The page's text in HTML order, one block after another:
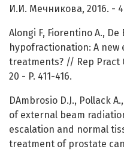
И.И. Мечникова, 2016. -
Alongi F, Fiorentino A.,
hypofractionation: A
treatments? // Rep Pract
20 - P. 411-416.
DAmbrosio D.J., Pollack
of external beam
escalation and normal
treatment of prostate